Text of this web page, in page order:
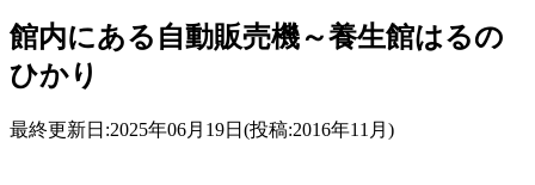
館内にある自動販売機～養生館はるの
ひかり
最終更新日:2025年06月19日(投稿:2016年11月)